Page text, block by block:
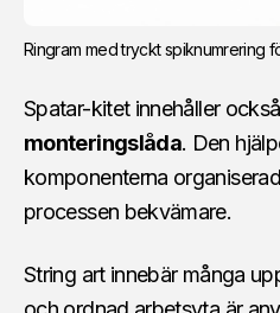
Ringram med tryckt spiknumrering
Spatar-kitet innehåller
monteringslåda. Den
komponenterna
processen bekvämare.
String art innebär många